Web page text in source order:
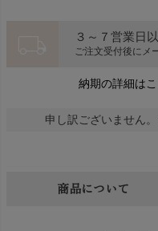
３～７営業日
ご注文受付後にメ
納期の詳細は
申し訳ございません
商品について